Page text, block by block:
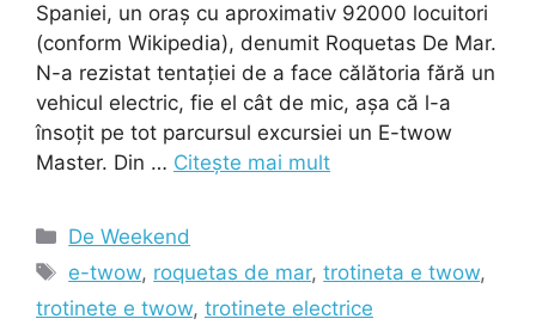
Spaniei, un oraș cu aproximativ 92000 locuitori
(conform Wikipedia), denumit Roquetas De Mar.
N-a rezistat tentației de a face călătoria fără un
vehicul electric, fie el cât de mic, așa că l-a
însoțit pe tot parcursul excursiei un E-twow
Master. Din … Citește mai mult
Categorii
De Weekend
Etichete
e-twow, roquetas de mar,trotineta e twow,
trotinete e twow, trotinete electrice